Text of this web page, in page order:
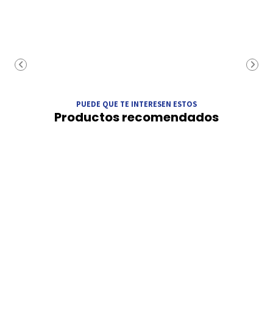
PUEDE QUE TE INTERESEN ESTOS
Productos recomendados